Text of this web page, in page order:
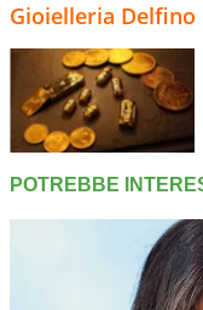
Gioielleria Delfino